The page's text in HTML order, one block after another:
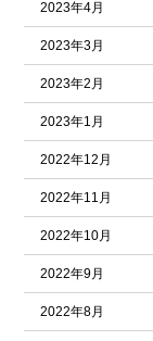
2023年4月
2023年3月
2023年2月
2023年1月
2022年12月
2022年11月
2022年10月
2022年9月
2022年8月